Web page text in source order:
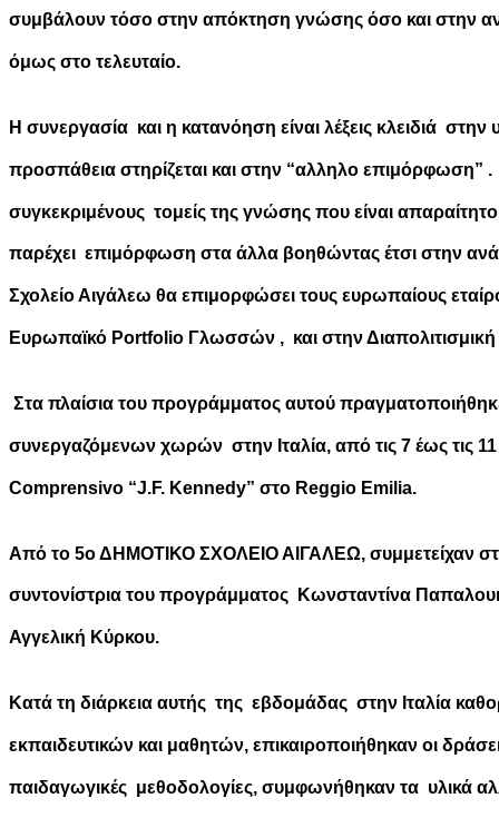
συμβάλουν τόσο στην απόκτηση γνώσης όσο και στην
όμως στο τελευταίο.
Η συνεργασία και η κατανόηση είναι λέξεις κλειδιά
προσπάθεια στηρίζεται και στην “αλληλο επιμόρφωση” .
συγκεκριμένους τομείς της γνώσης που είναι
παρέχει επιμόρφωση στα άλλα βοηθώντας έτσι στην
Σχολείο Αιγάλεω θα επιμορφώσει τους ευρωπαίους
Ευρωπαϊκό Portfolio Γλωσσών , και στην
Στα πλαίσια του προγράμματος αυτού
συνεργαζόμενων χωρών στην Ιταλία, από τις 7 έως τις
Comprensivo “J.F. Kennedy” στο Reggio Emilia.
Από το 5ο ΔΗΜΟΤΙΚΟ ΣΧΟΛΕΙΟ ΑΙΓΑΛΕΩ, συμμετείχαν
συντονίστρια του προγράμματος Κωνσταντίνα
Αγγελική Κύρκου.
Κατά τη διάρκεια αυτής της εβδομάδας στην Ιταλία
εκπαιδευτικών και μαθητών, επικαιροποιήθηκαν οι
παιδαγωγικές μεθοδολογίες, συμφωνήθηκαν τα υλικά